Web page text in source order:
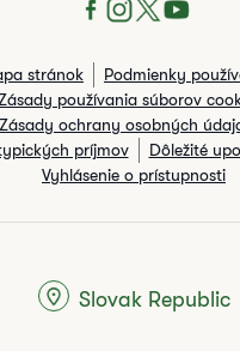
stránok
Podmienky
používania súborov
Zásady ochrany osobných
príjmov
Dôležité
Vyhlásenie o prístupnosti
Slovak Republic